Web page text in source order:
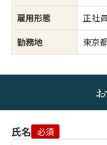
雇用形態
正社員
勤務地
東京
氏名 必須